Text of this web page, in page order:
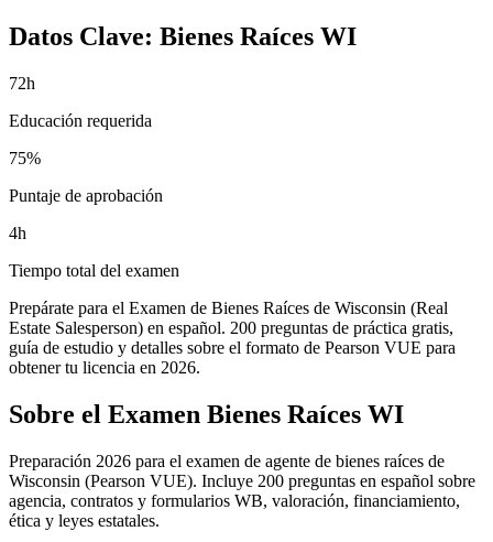
Datos Clave: Bienes Raíces WI
72h
Educación requerida
75%
Puntaje de aprobación
4h
Tiempo total del examen
Prepárate para el Examen de Bienes Raíces de Wisconsin (Real
Estate Salesperson) en español. 200 preguntas de práctica gratis,
guía de estudio y detalles sobre el formato de Pearson VUE para
obtener tu licencia en 2026.
Sobre el Examen Bienes Raíces WI
Preparación 2026 para el examen de agente de bienes raíces de
Wisconsin (Pearson VUE). Incluye 200 preguntas en español sobre
agencia, contratos y formularios WB, valoración, financiamiento,
ética y leyes estatales.